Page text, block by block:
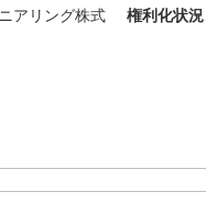
アリング株式
権利化状況